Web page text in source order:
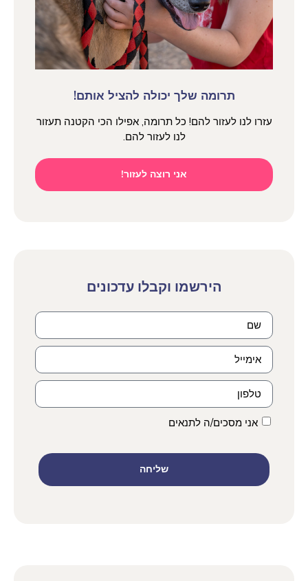
תרומה שלך יכולה להציל אותם!
עזרו לנו לעזור להם! כל תרומה, אפילו הכי הקטנה תעזור
לנו לעזור להם.
אני רוצה לעזור!
הירשמו וקבלו עדכונים
אני מסכים/ה לתנאים
שליחה